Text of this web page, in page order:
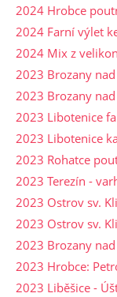
2024 Hrobce
2024 Farní výlet
2024 Mix z
2023 Brozany
2023 Brozany
2023 Libotenice
2023 Libotenice
2023 Rohatce
2023 Terezín -
2023 Ostrov sv.
2023 Ostrov sv.
2023 Brozany
2023 Hrobce:
2023 Liběšice -